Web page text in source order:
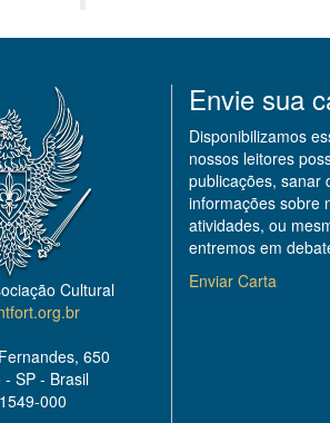
Cultural
650
SP - Brasil
000
Envie sua
Disponibilizamos
nossos leitores
publicações, sanar
informações sobre
atividades, ou
entremos em
Enviar Carta